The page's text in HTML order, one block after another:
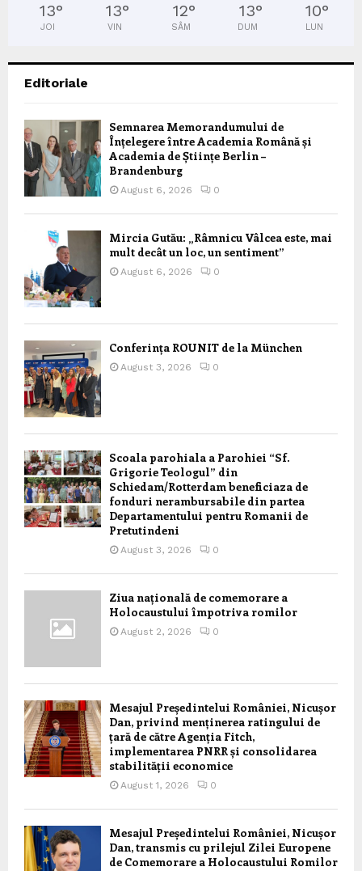
13°
JOI
13°
VIN
12°
SÂM
13°
DUM
10°
LUN
Editoriale
Semnarea Memorandumului de
Înțelegere între Academia Română și
Academia de Științe Berlin –
Brandenburg
August 6, 2026 0
Mircia Gutău: „Râmnicu Vâlcea este, mai
mult decât un loc, un sentiment”
August 6, 2026 0
Conferința ROUNIT de la München
August 3, 2026 0
Scoala parohiala a Parohiei “Sf.
Grigorie Teologul” din
Schiedam/Rotterdam beneficiaza de
fonduri nerambursabile din partea
Departamentului pentru Romanii de
Pretutindeni
August 3, 2026 0
Ziua națională de comemorare a
Holocaustului împotriva romilor
August 2, 2026 0
Mesajul Președintelui României, Nicușor
Dan, privind menținerea ratingului de
țară de către Agenția Fitch,
implementarea PNRR și consolidarea
stabilității economice
August 1, 2026 0
Mesajul Președintelui României, Nicușor
Dan, transmis cu prilejul Zilei Europene
de Comemorare a Holocaustului Romilor